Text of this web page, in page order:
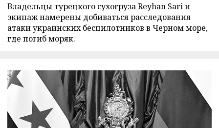
Владельцы турецкого сухогруза Reyhan Sari и
экипаж намерены добиваться расследования
атаки украинских беспилотников в Черном море,
где погиб моряк.